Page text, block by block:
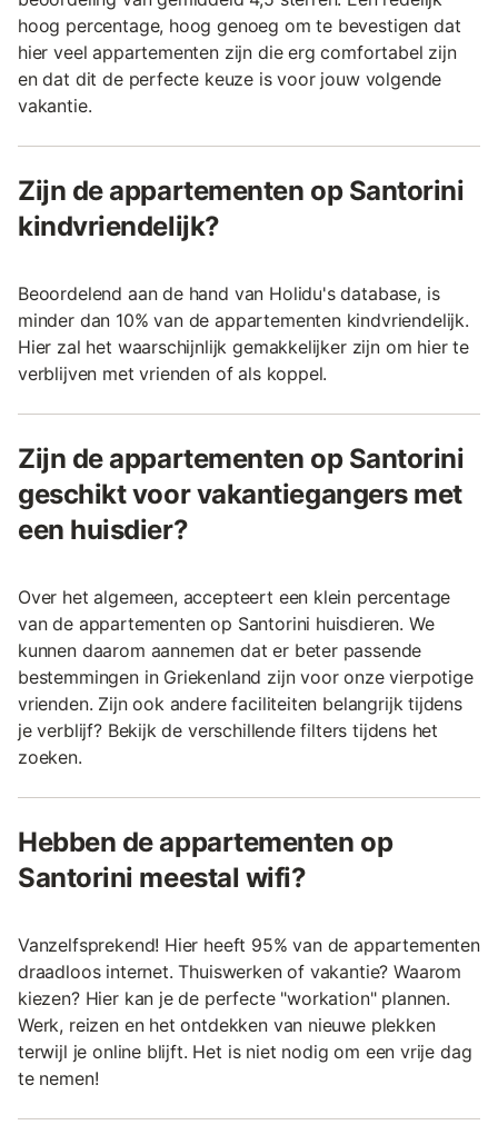
hoog percentage, hoog genoeg om te bevestigen dat
hier veel appartementen zijn die erg comfortabel zijn
en dat dit de perfecte keuze is voor jouw volgende
vakantie.
Zijn de appartementen op Santorini
kindvriendelijk?
Beoordelend aan de hand van Holidu's database, is
minder dan 10% van de appartementen kindvriendelijk.
Hier zal het waarschijnlijk gemakkelijker zijn om hier te
verblijven met vrienden of als koppel.
Zijn de appartementen op Santorini
geschikt voor vakantiegangers met
een huisdier?
Over het algemeen, accepteert een klein percentage
van de appartementen op Santorini huisdieren. We
kunnen daarom aannemen dat er beter passende
bestemmingen in Griekenland zijn voor onze vierpotige
vrienden. Zijn ook andere faciliteiten belangrijk tijdens
je verblijf? Bekijk de verschillende filters tijdens het
zoeken.
Hebben de appartementen op
Santorini meestal wifi?
Vanzelfsprekend! Hier heeft 95% van de appartementen
draadloos internet. Thuiswerken of vakantie? Waarom
kiezen? Hier kan je de perfecte "workation" plannen.
Werk, reizen en het ontdekken van nieuwe plekken
terwijl je online blijft. Het is niet nodig om een vrije dag
te nemen!